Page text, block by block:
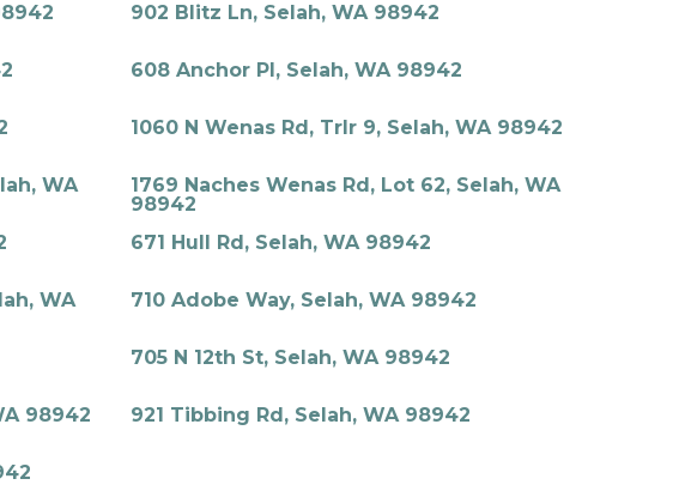
902 Blitz Ln, Selah, WA 98942
608 Anchor Pl, Selah, WA 98942
1060 N Wenas Rd, Trlr 9, Selah, WA 98942
WA
1769 Naches Wenas Rd, Lot 62, Selah, WA
98942
671 Hull Rd, Selah, WA 98942
WA
710 Adobe Way, Selah, WA 98942
705 N 12th St, Selah, WA 98942
98942 921 Tibbing Rd, Selah, WA 98942